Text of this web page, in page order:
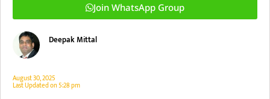
Join WhatsApp Group
Deepak Mittal
August 30, 2025
Last Updated on5:28 pm